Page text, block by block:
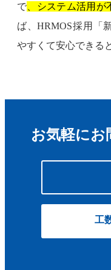
で 、システム活用
ば、HRMOS採用「
やすくて安心できる
お気軽にお
工